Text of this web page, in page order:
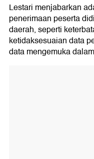
Lestari menjabarkan
penerimaan peserta
daerah, seperti
ketidaksesuaian data
data mengemuka